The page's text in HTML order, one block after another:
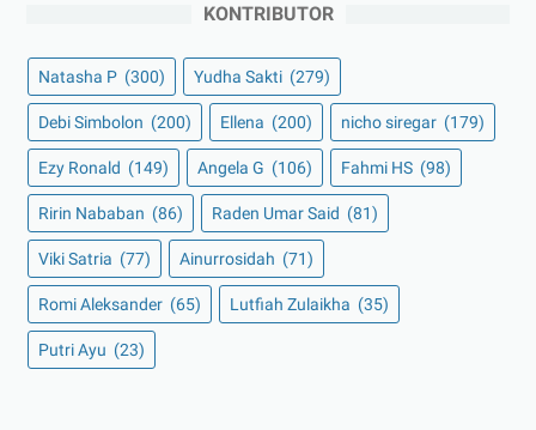
KONTRIBUTOR
Natasha P (300) Yudha Sakti (279)
Debi Simbolon (200) Ellena (200) nicho siregar (179)
Ezy Ronald (149) Angela G (106) Fahmi HS (98)
Ririn Nababan (86) Raden Umar Said (81)
Viki Satria (77) Ainurrosidah (71)
Romi Aleksander (65) Lutfiah Zulaikha (35)
Putri Ayu (23)